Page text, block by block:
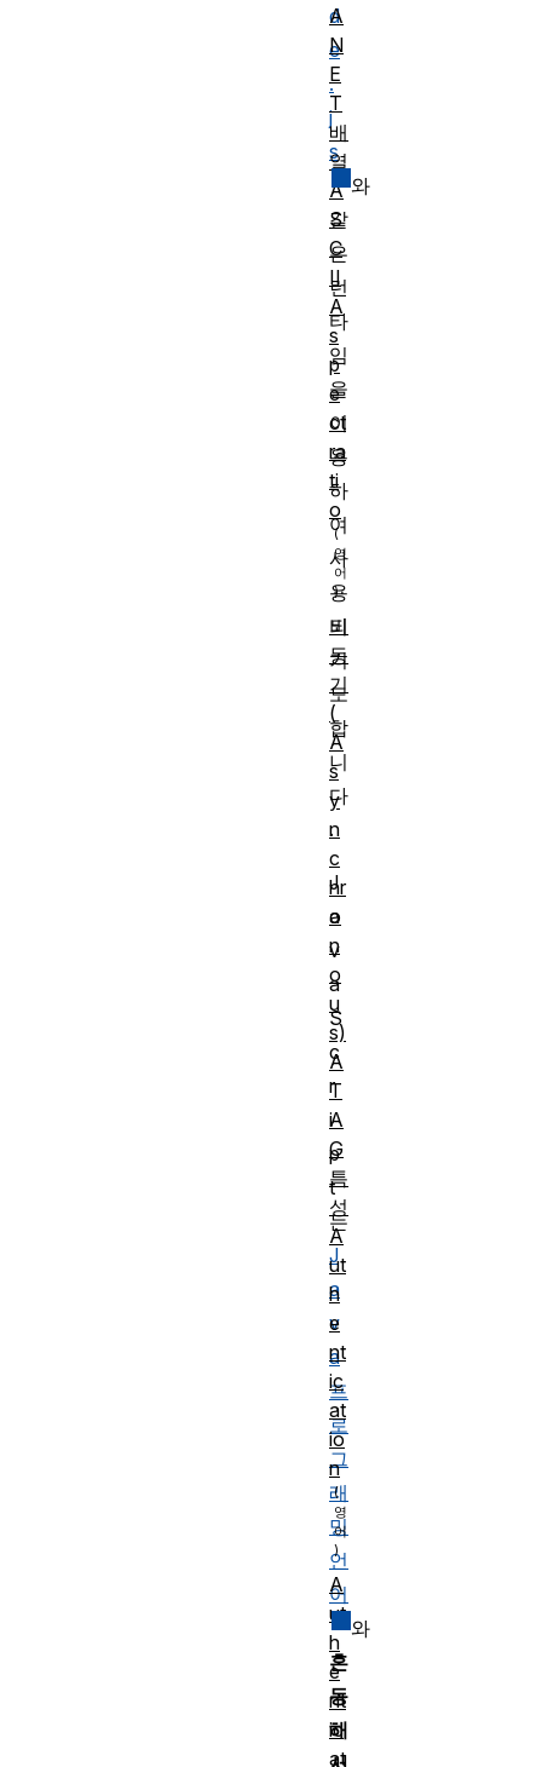
d
e
.
j
s
와
같
은
런
타
임
을
이
용
하
여
사
용
되
기
도
합
니
다
.
J
a
v
a
S
c
r
i
p
t
는
J
a
v
a
프
로
그
래
밍
언
어
와
혼
동
해
A
N
E
T
배
열
A
S
C
II
A
s
p
e
ct
ra
ti
o
비
동
기
(
A
s
y
n
c
hr
o
n
o
u
s)
A
T
A
G
특
성
A
ut
h
e
nt
ic
at
io
n
A
ut
h
e
nt
ic
at